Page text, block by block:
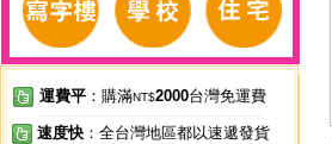
運費平 ：購滿NT$2000台灣免運費
速度快 ：全台灣地區都以速遞發貨